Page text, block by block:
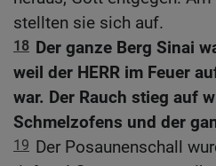
stellten sie sich auf.
18 Der ganze Berg Sinai
weil der HERR im Feuer
war. Der Rauch stieg auf
Schmelzofens und der
19 Der Posaunenschall